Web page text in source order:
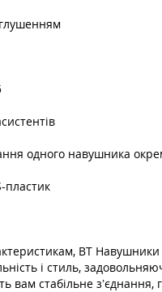
одного навушника
пластик
BT
і стиль,
вам стабільне з’єднання,